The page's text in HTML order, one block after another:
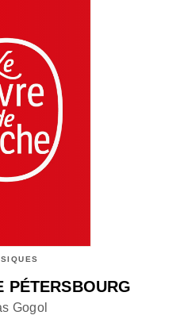
PÉTERSBOURG
Gogol